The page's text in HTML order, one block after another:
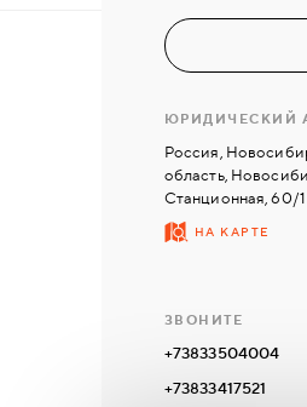
ЮРИДИЧЕСКИЙ
Россия,
область,
Станционная, 60/1
НА КАРТЕ
ЗВОНИТЕ
+73833504004
+73833417521